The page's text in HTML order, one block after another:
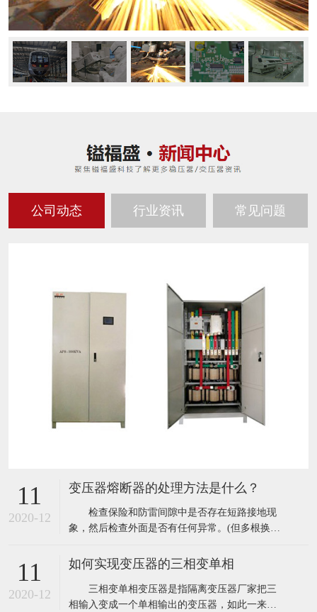
公司动态 行业资讯 常见问题
11
2020-12
变压器熔断器的处理方法是什么？
检查保险和防雷间隙中是否存在短路接地现
象，然后检查外面是否有任何异常。(但多根换位
器内部故障，必须仔细检查变压器是否有烟雾或
绕组之间的绝缘不能用振动计判断，故障不能判
断。有必要考虑是否存在中间短路或层间短路。
11
2020-12
如何实现变压器的三相变单相
三相变单相变压器是指隔离变压器厂家把三
相输入变成一个单相输出的变压器，如此一来该